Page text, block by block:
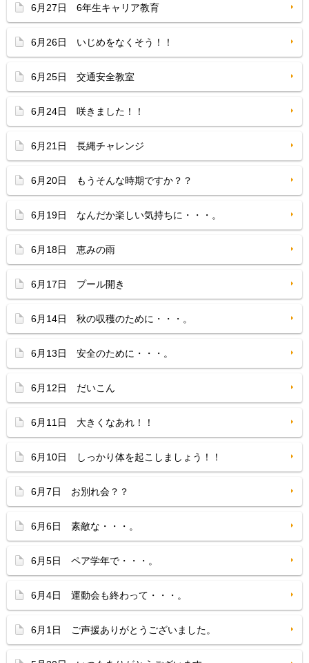
6月27日 6年生キャリア教育
6月26日 いじめをなくそう！！
6月25日 交通安全教室
6月24日 咲きました！！
6月21日 長縄チャレンジ
6月20日 もうそんな時期ですか？？
6月19日 なんだか楽しい気持ちに・・・。
6月18日 恵みの雨
6月17日 プール開き
6月14日 秋の収穫のために・・・。
6月13日 安全のために・・・。
6月12日 だいこん
6月11日 大きくなあれ！！
6月10日 しっかり体を起こしましょう！！
6月7日 お別れ会？？
6月6日 素敵な・・・。
6月5日 ペア学年で・・・。
6月4日 運動会も終わって・・・。
6月1日 ご声援ありがとうございました。